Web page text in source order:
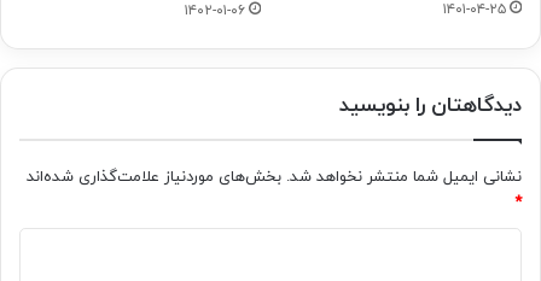
۱۴۰۱-۰۴-۲۵ ۱۴۰۲-۰۱-۰۶
دیدگاهتان را بنویسید
نشانی ایمیل شما منتشر نخواهد شد. بخش‌های موردنیاز علامت‌گذاری شده‌اند
*